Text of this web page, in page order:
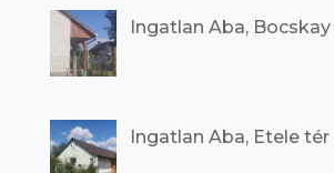
Ingatlan Aba, Bocskay
Ingatlan Aba, Etele tér